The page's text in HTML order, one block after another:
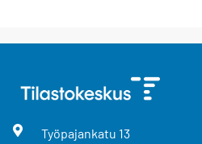
Työpajankatu 13